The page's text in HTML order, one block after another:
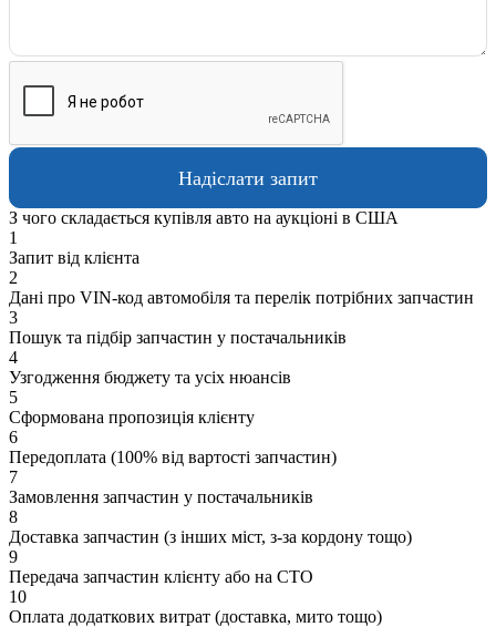
З чого складається купівля авто на аукціоні в США
1
Запит від клієнта
2
Дані про VIN-код автомобіля та перелік потрібних запчастин
3
Пошук та підбір запчастин у постачальників
4
Узгодження бюджету та усіх нюансів
5
Сформована пропозиція клієнту
6
Передоплата (100% від вартості запчастин)
7
Замовлення запчастин у постачальників
8
Доставка запчастин (з інших міст, з-за кордону тощо)
9
Передача запчастин клієнту або на СТО
10
Оплата додаткових витрат (доставка, мито тощо)